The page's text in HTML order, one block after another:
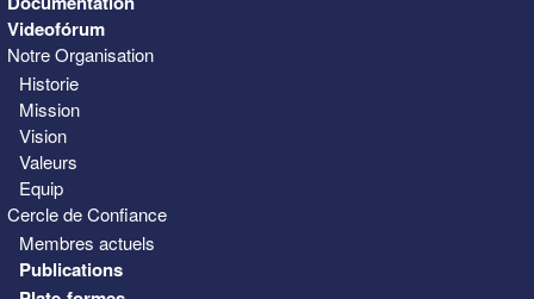
Videofórum
Notre Organisation
Historie
Mission
Vision
Valeurs
Equip
Cercle de Confiance
Membres actuels
Publications